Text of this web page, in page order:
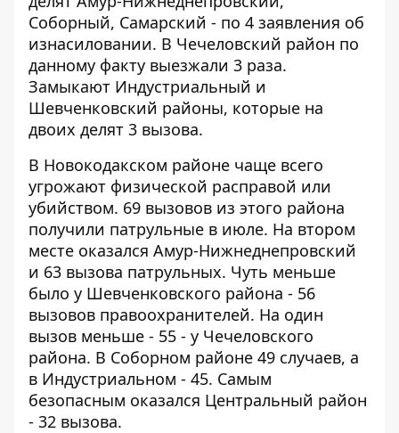
Соборный, Самарский - по 4 заявления об
изнасиловании. В Чечеловский район по
данному факту выезжали 3 раза.
Замыкают Индустриальный и
Шевченковский районы, которые на
двоих делят 3 вызова.
В Новокодакском районе чаще всего
угрожают физической расправой или
убийством. 69 вызовов из этого района
получили патрульные в июле. На втором
месте оказался Амур-Нижнеднепровский
и 63 вызова патрульных. Чуть меньше
было у Шевченковского района - 56
вызовов правоохранителей. На один
вызов меньше - 55 - у Чечеловского
района. В Соборном районе 49 случаев, а
в Индустриальном - 45. Самым
безопасным оказался Центральный район
- 32 вызова.